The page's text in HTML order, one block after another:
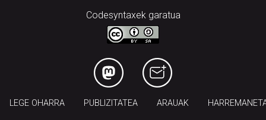
Codesyntaxek garatua
LEGE OHARRA PUBLIZITATEA ARAUAK